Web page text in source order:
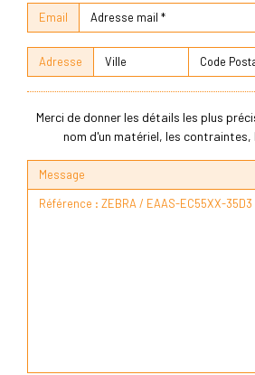
Email
Adresse
Merci de donner les détails les plus
nom d'un matériel, les
Message